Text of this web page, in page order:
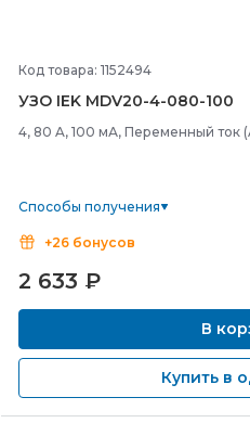
Код товара: 1152494
УЗО IEK MDV20-4-080-100
4, 80 A, 100 мА, Переменный ток
Способы получения
+26 бонусов
2 633 ₽
В
Купить в